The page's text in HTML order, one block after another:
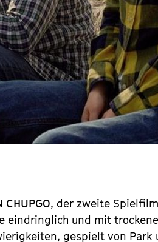
CHUPGO, der zweite
eindringlich und mit
gespielt von Park